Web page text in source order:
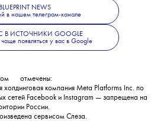
NEWS
в нашем телеграм-канале
В ИСТОЧНИКИ GOOGLE
появляться у вас в Google
отмечены:
холдинговая компания Meta Platforms Inc. по
сетей Facebook и Instagram — запрещена на
России.
сервисом Слеза.